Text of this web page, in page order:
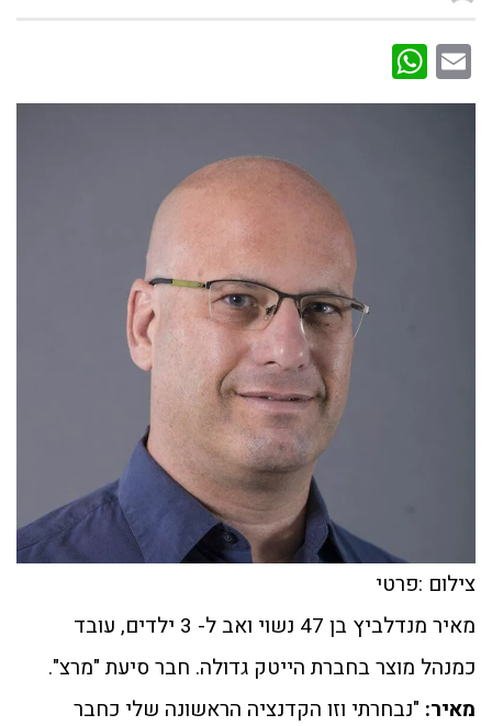
Email
צילום :פרטי
מאיר מנדלביץ בן 47 נשוי ואב ל- 3 ילדים, עובד
כמנהל מוצר בחברת הייטק גדולה. חבר סיעת "מרצ".
מאיר: "נבחרתי וזו הקדנציה הראשונה שלי כחבר